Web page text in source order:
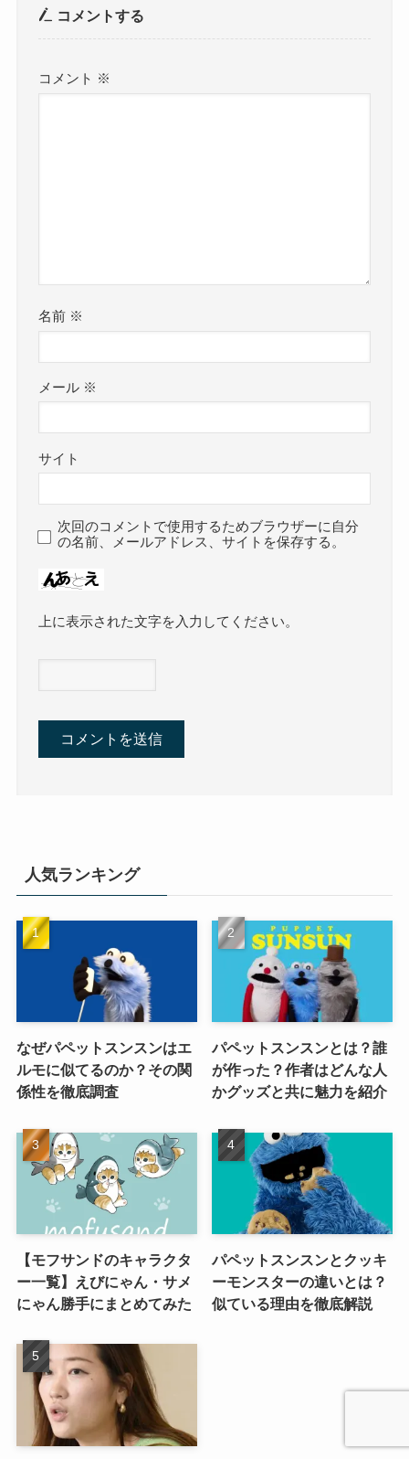
コメントする
コメント ※
名前 ※
メール ※
サイト
次回のコメントで使用するためブラウザーに自分
の名前、メールアドレス、サイトを保存する。
上に表示された文字を入力してください。
人気ランキング
なぜパペットスンスンはエ
ルモに似てるのか？その関
係性を徹底調査
パペットスンスンとは？誰
が作った？作者はどんな人
かグッズと共に魅力を紹介
【モフサンドのキャラクタ
ー一覧】えびにゃん・サメ
にゃん勝手にまとめてみた
パペットスンスンとクッキ
ーモンスターの違いとは？
似ている理由を徹底解説